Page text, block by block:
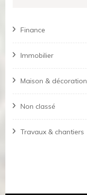
Finance
Immobilier
Maison & décoration
Non classé
Travaux & chantiers